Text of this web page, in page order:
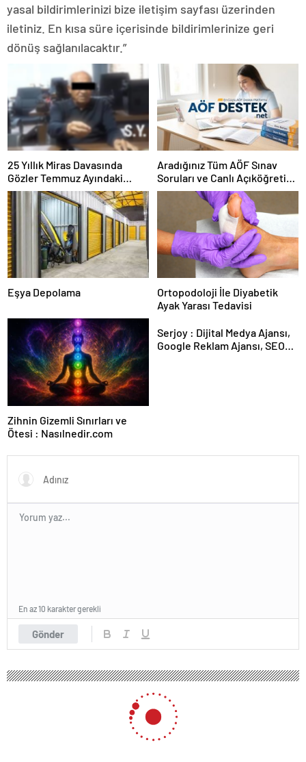
yasal bildirimlerinizi bize iletişim sayfası üzerinden
iletiniz. En kısa süre içerisinde bildirimlerinize geri
dönüş sağlanılacaktır.”
25 Yıllık Miras Davasında
Gözler Temmuz Ayındaki
Karar Duruşmasına Çevrildi
Aradığınız Tüm AÖF Sınav
Soruları ve Canlı Açıköğretim
Forumu Burada
Eşya Depolama
Ortopodoloji İle Diyabetik
Ayak Yarası Tedavisi
Zihnin Gizemli Sınırları ve
Ötesi : Nasılnedir.com
Serjoy : Dijital Medya Ajansı,
Google Reklam Ajansı, SEO
Gönder
En az 10 karakter gerekli